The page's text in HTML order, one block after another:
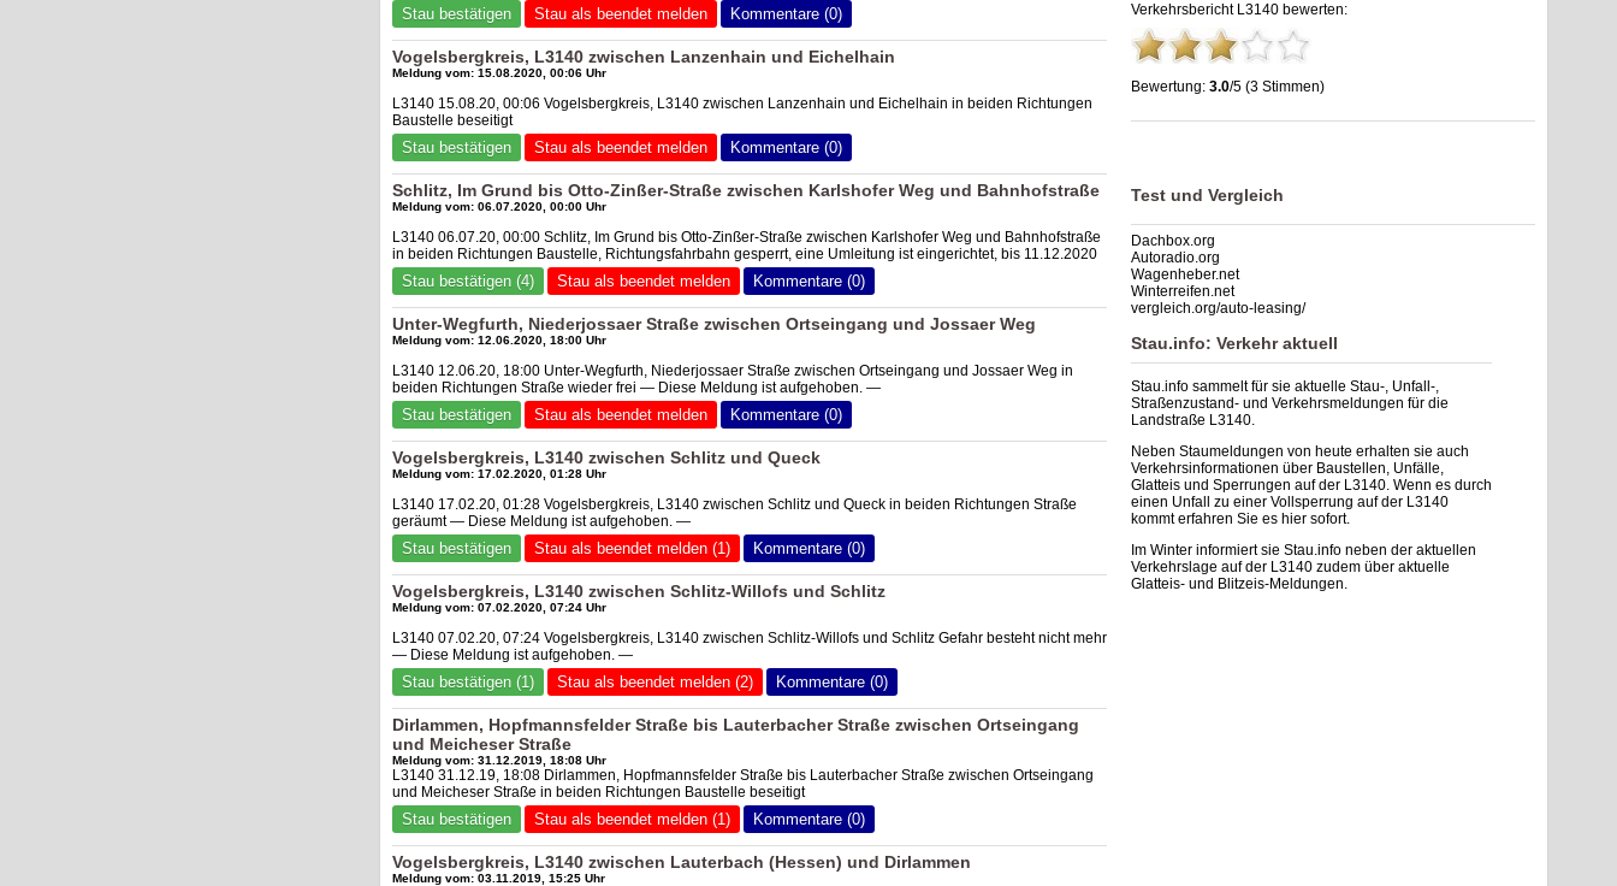
Stau bestätigen Stau als beendet melden Kommentare (0)
Vogelsbergkreis, L3140 zwischen Lanzenhain und Eichelhain
Meldung vom: 15.08.2020, 00:06 Uhr
L3140 15.08.20, 00:06 Vogelsbergkreis, L3140 zwischen Lanzenhain und Eichelhain in beiden Richtungen
Baustelle beseitigt
Stau bestätigen Stau als beendet melden Kommentare (0)
Schlitz, Im Grund bis Otto-Zinßer-Straße zwischen Karlshofer Weg und Bahnhofstraße
Meldung vom: 06.07.2020, 00:00 Uhr
L3140 06.07.20, 00:00 Schlitz, Im Grund bis Otto-Zinßer-Straße zwischen Karlshofer Weg und Bahnhofstraße
in beiden Richtungen Baustelle, Richtungsfahrbahn gesperrt, eine Umleitung ist eingerichtet, bis 11.12.2020
Stau bestätigen (4) Stau als beendet melden Kommentare (0)
Unter-Wegfurth, Niederjossaer Straße zwischen Ortseingang und Jossaer Weg
Meldung vom: 12.06.2020, 18:00 Uhr
L3140 12.06.20, 18:00 Unter-Wegfurth, Niederjossaer Straße zwischen Ortseingang und Jossaer Weg in
beiden Richtungen Straße wieder frei — Diese Meldung ist aufgehoben. —
Stau bestätigen Stau als beendet melden Kommentare (0)
Vogelsbergkreis, L3140 zwischen Schlitz und Queck
Meldung vom: 17.02.2020, 01:28 Uhr
L3140 17.02.20, 01:28 Vogelsbergkreis, L3140 zwischen Schlitz und Queck in beiden Richtungen Straße
geräumt — Diese Meldung ist aufgehoben. —
Stau bestätigen Stau als beendet melden (1) Kommentare (0)
Vogelsbergkreis, L3140 zwischen Schlitz-Willofs und Schlitz
Meldung vom: 07.02.2020, 07:24 Uhr
L3140 07.02.20, 07:24 Vogelsbergkreis, L3140 zwischen Schlitz-Willofs und Schlitz Gefahr besteht nicht mehr
— Diese Meldung ist aufgehoben. —
Stau bestätigen (1) Stau als beendet melden (2) Kommentare (0)
Dirlammen, Hopfmannsfelder Straße bis Lauterbacher Straße zwischen Ortseingang
und Meicheser Straße
Meldung vom: 31.12.2019, 18:08 Uhr
L3140 31.12.19, 18:08 Dirlammen, Hopfmannsfelder Straße bis Lauterbacher Straße zwischen Ortseingang
und Meicheser Straße in beiden Richtungen Baustelle beseitigt
Stau bestätigen Stau als beendet melden (1) Kommentare (0)
Vogelsbergkreis, L3140 zwischen Lauterbach (Hessen) und Dirlammen
Meldung vom: 03.11.2019, 15:25 Uhr
Verkehrsbericht L3140 bewerten:
Bewertung: 3.0/5 (3 Stimmen)
Stau L3140: Unfälle, Sperrung & Baustellen | Staumelder
Test und Vergleich
Dachbox.org
Autoradio.org
Wagenheber.net
Winterreifen.net
vergleich.org/auto-leasing/
Stau.info: Verkehr aktuell
Stau.info sammelt für sie aktuelle Stau-, Unfall-,
Straßenzustand- und Verkehrsmeldungen für die
Landstraße L3140.
Neben Staumeldungen von heute erhalten sie auch
Verkehrsinformationen über Baustellen, Unfälle,
Glatteis und Sperrungen auf der L3140. Wenn es durch
einen Unfall zu einer Vollsperrung auf der L3140
kommt erfahren Sie es hier sofort.
Im Winter informiert sie Stau.info neben der aktuellen
Verkehrslage auf der L3140 zudem über aktuelle
Glatteis- und Blitzeis-Meldungen.